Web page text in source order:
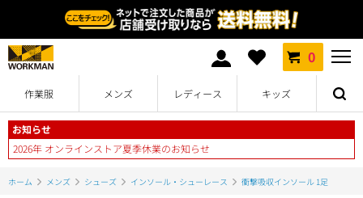
0
作業服 メンズ レディース キッズ
お知らせ
2026年 オンラインストア夏季休業のお知らせ
ホーム メンズ シューズ インソール・シューレース 衝撃吸収インソール 1足